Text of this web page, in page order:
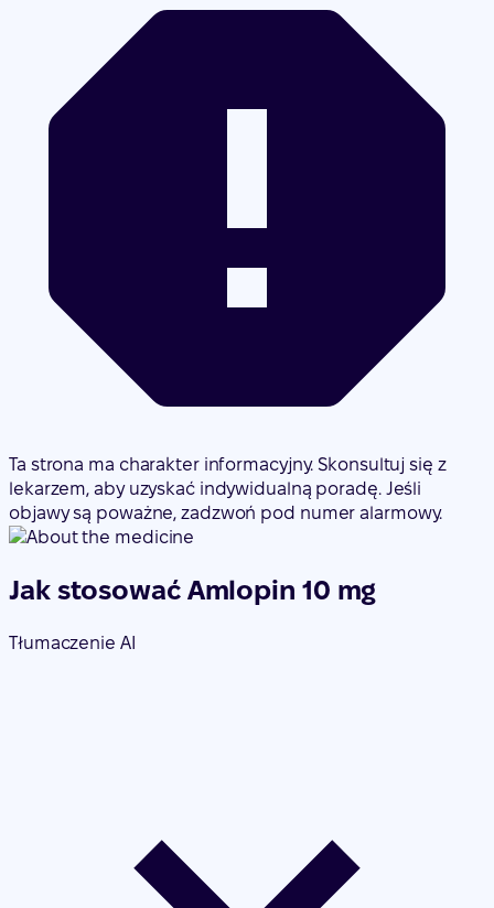
Ta strona ma charakter informacyjny. Skonsultuj się z
lekarzem, aby uzyskać indywidualną poradę. Jeśli
objawy są poważne, zadzwoń pod numer alarmowy.
Jak stosować Amlopin 10 mg
Tłumaczenie AI